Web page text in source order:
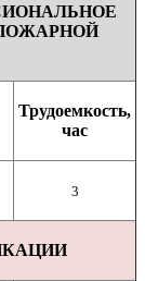
Трудоемкость,
час
3